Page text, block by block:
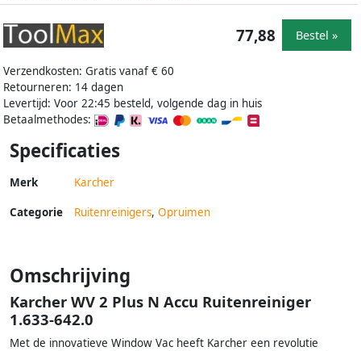
Verzendkosten: Gratis vanaf € 60
Retourneren: 14 dagen
Levertijd: Voor 22:45 besteld, volgende dag in huis
Betaalmethodes:
77,88 Bestel »
Specificaties
Merk Karcher
Categorie Ruitenreinigers, Opruimen
Omschrijving
Karcher WV 2 Plus N Accu Ruitenreiniger
1.633-642.0
Met de innovatieve Window Vac heeft Karcher een revolutie